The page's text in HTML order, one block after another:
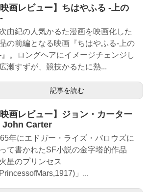
映画レビュー】ちはやふる -上の
由紀の人気かるた漫画を映画化した
の前編となる映画『ちはやふる-上の
』。ロングヘアにイメージチェンジし
瀬すずが、競技かるたに熱...
記事を読む
映画レビュー】ジョン・カーター
John Carter
年にエドガー・ライズ・バロウズに
て書かれたSF小説の金字塔的作品
火星のプリンセス
」...